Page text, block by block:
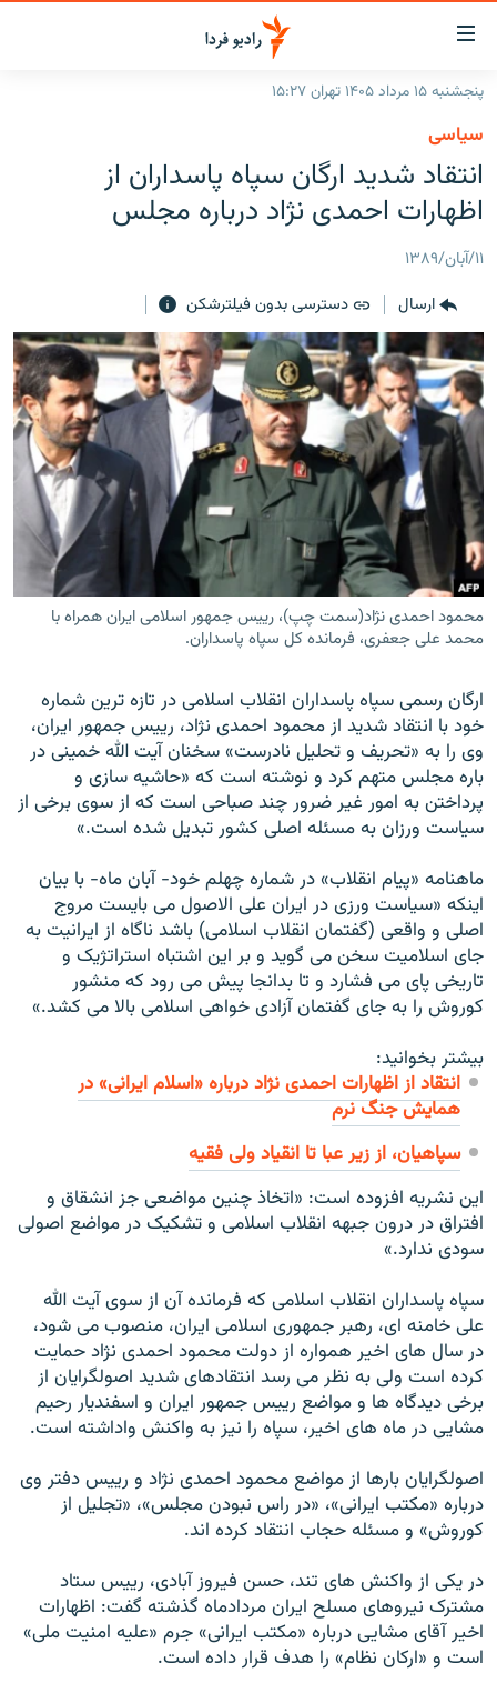
لینک‌های
قابلیت
دسترسی
بازگشت
منوی
اصلی
رفتن
به
صفحه
جستجو
جهان
برنامه‌های رادیویی
فرکانس‌ها
پادکست
چندرسانه‌ای
گزارش‌های تصویری
گزارش‌های ویدئویی
زنان فردا
English
به ما بپیوندید
زبان‌های دیگر
پنجشنبه ۱۵ مرداد ۱۴۰۵ تهران ۱۵:۲۷
سیاسی
انتقاد شدید ارگان سپاه پاسداران از
اظهارات احمدی نژاد درباره مجلس
۱۱/آبان/۱۳۸۹
ارسال
دسترسی بدون فیلترشکن
محمود احمدی نژاد(سمت چپ)، رییس جمهور اسلامی ایران همراه با
محمد علی جعفری، فرمانده کل سپاه پاسداران.
ارگان رسمی سپاه پاسداران انقلاب اسلامی در تازه ترین شماره
خود با انتقاد شدید از محمود احمدی نژاد، رییس جمهور ایران،
وی را به «تحریف و تحلیل نادرست» سخنان آیت الله خمینی در
باره مجلس متهم کرد و نوشته است که «حاشیه سازی و
پرداختن به امور غیر ضرور چند صباحی است که از سوی برخی از
سیاست ورزان به مسئله اصلی کشور تبدیل شده است.»
ماهنامه «پیام انقلاب» در شماره چهلم خود- آبان ماه- با بیان
اینکه «سیاست ورزی در ایران علی الاصول می بایست مروج
اصلی و واقعی (گفتمان انقلاب اسلامی) باشد ناگاه از ایرانیت به
جای اسلامیت سخن می گوید و بر این اشتباه استراتژیک و
تاریخی پای می فشارد و تا بدانجا پیش می رود که منشور
کوروش را به جای گفتمان آزادی خواهی اسلامی بالا می کشد.»
بیشتر بخوانید:
انتقاد از اظهارات احمدى نژاد درباره «اسلام ايرانى» در
همايش جنگ نرم
سپاهيان، از زير عبا تا انقياد ولی فقيه
این نشریه افزوده است: «اتخاذ چنین مواضعی جز انشقاق و
افتراق در درون جبهه انقلاب اسلامی و تشکیک در مواضع اصولی
سودی ندارد.»
سپاه پاسداران انقلاب اسلامی که فرمانده آن از سوی آیت الله
علی خامنه ای، رهبر جمهوری اسلامی ایران، منصوب می شود،
در سال های اخیر همواره از دولت محمود احمدی نژاد حمایت
کرده است ولی به نظر می رسد انتقادهای شدید اصولگرایان از
برخی دیدگاه ها و مواضع رییس جمهور ایران و اسفندیار رحیم
مشایی در ماه های اخیر، سپاه را نیز به واکنش واداشته است.
اصولگرایان بارها از مواضع محمود احمدی نژاد و رییس دفتر وی
درباره «مکتب ایرانی»، «در راس نبودن مجلس»، «تجلیل از
کوروش» و مسئله حجاب انتقاد کرده اند.
در یکی از واکنش های تند، حسن فيروز آبادی، رييس ستاد
مشترک نيروهای مسلح ايران مردادماه گذشته گفت: اظهارات
اخير آقای مشايی درباره «مکتب ايرانی» جرم «عليه امنيت ملی»
است و «ارکان نظام» را هدف قرار داده است.